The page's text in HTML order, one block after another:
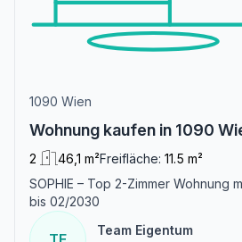
1090 Wien
Wohnung kaufen in 1090
2 46,1 m²Freifläche: 11.5 m²
SOPHIE – Top 2-Zimmer Wohnung
bis 02/2030
Team Eigentum